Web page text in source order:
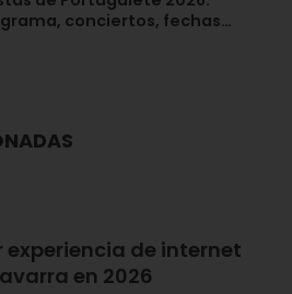
conciertos, fechas…
experiencia de internet
en 2026